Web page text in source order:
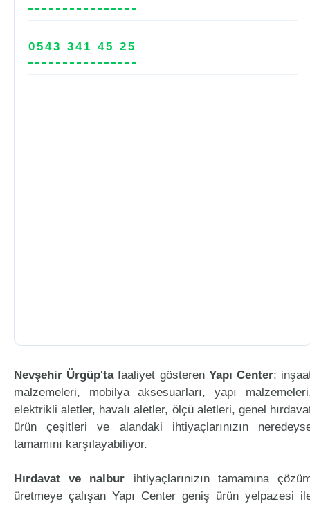
0543 341 45 25
Nevşehir Ürgüp'tafaaliyet gösteren Yapı Center;
malzemeleri, mobilya aksesuarları, yapı
elektrikli aletler, havalı aletler, ölçü aletleri, genel
ürün çeşitleri ve alandaki ihtiyaçlarınızın
tamamını karşılayabiliyor.
Hırdavat ve nalbur ihtiyaçlarınızın tamamına
üretmeye çalışan Yapı Center geniş ürün yelpazesi